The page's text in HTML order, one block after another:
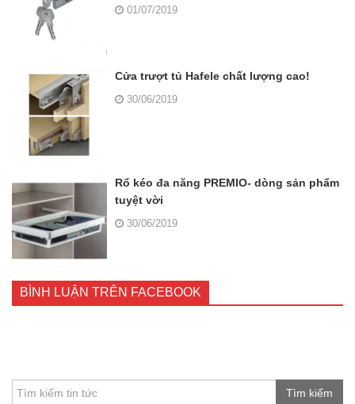
01/07/2019
Cửa trượt tủ Hafele chất lượng cao!
30/06/2019
Rổ kéo đa năng PREMIO- dòng sản phẩm
tuyệt vời
30/06/2019
BÌNH LUẬN TRÊN FACEBOOK
Tìm kiếm